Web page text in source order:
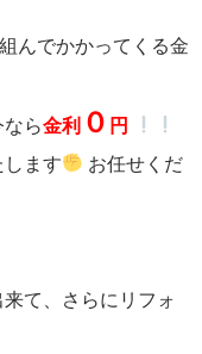
んでかかってくる金
ら金利 ０ 円
ます
お任せくだ
て、さらにリフォ